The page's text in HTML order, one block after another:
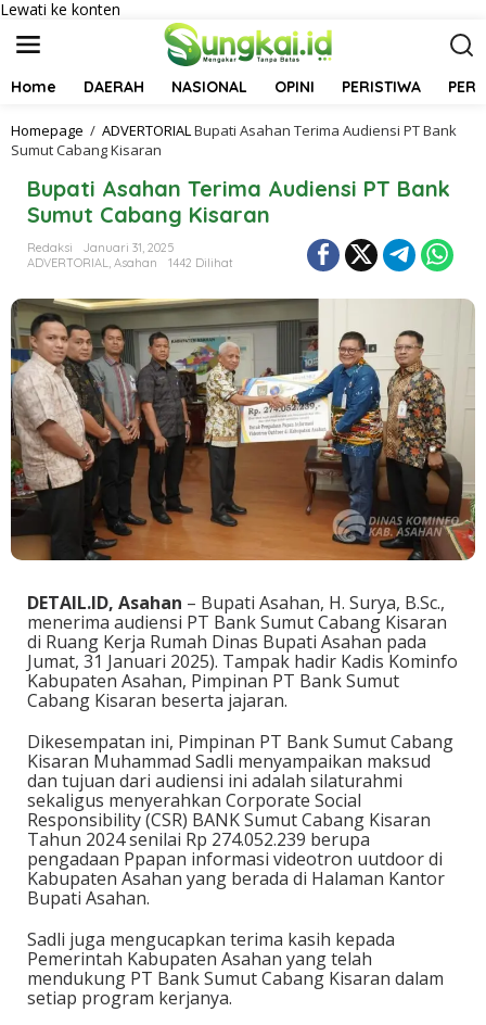
Lewati ke konten
Home DAERAH NASIONAL OPINI PERISTIWA
Homepage / ADVERTORIALBupati Asahan Terima Audiensi PT Bank
Sumut Cabang Kisaran
Bupati Asahan Terima Audiensi PT Bank
Sumut Cabang Kisaran
Redaksi
Januari 31, 2025
ADVERTORIAL, Asahan 1442 Dilihat
DETAIL.ID, Asahan – Bupati Asahan, H. Surya, B.Sc.,
menerima audiensi PT Bank Sumut Cabang Kisaran
di Ruang Kerja Rumah Dinas Bupati Asahan pada
Jumat, 31 Januari 2025). Tampak hadir Kadis Kominfo
Kabupaten Asahan, Pimpinan PT Bank Sumut
Cabang Kisaran beserta jajaran.
Dikesempatan ini, Pimpinan PT Bank Sumut Cabang
Kisaran Muhammad Sadli menyampaikan maksud
dan tujuan dari audiensi ini adalah silaturahmi
sekaligus menyerahkan Corporate Social
Responsibility (CSR) BANK Sumut Cabang Kisaran
Tahun 2024 senilai Rp 274.052.239 berupa
pengadaan Ppapan informasi videotron uutdoor di
Kabupaten Asahan yang berada di Halaman Kantor
Bupati Asahan.
Sadli juga mengucapkan terima kasih kepada
Pemerintah Kabupaten Asahan yang telah
mendukung PT Bank Sumut Cabang Kisaran dalam
setiap program kerjanya.